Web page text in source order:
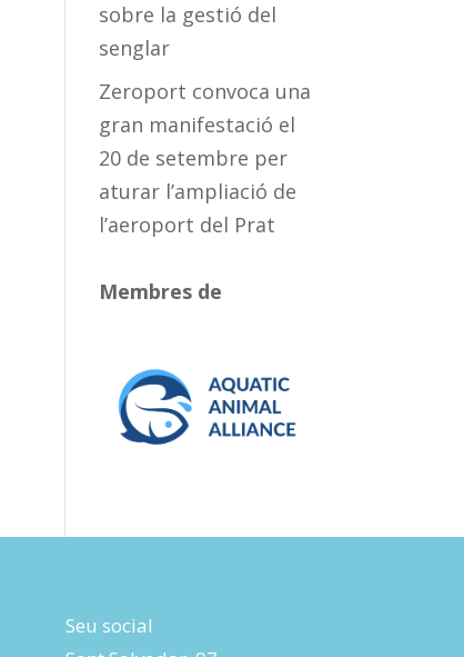
sobre la gestió del
senglar
Zeroport convoca una
gran manifestació el
20 de setembre per
aturar l’ampliació de
l’aeroport del Prat
Membres de
Seu social